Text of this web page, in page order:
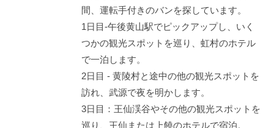
間、運転手付きのバンを探しています。
1日目-午後黄山駅でピックアップし、いく
つかの観光スポットを巡り、虹村のホテル
で一泊します。
2日目 - 黄陵村と途中の他の観光スポットを
訪れ、武源で夜を明かします。
3日目：王仙渓谷やその他の観光スポットを
巡り、王仙または上饒のホテルで宿泊。